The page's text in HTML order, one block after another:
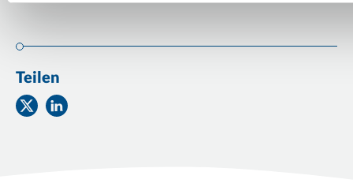
Teilen
Teilen
auf
Teilen
auf